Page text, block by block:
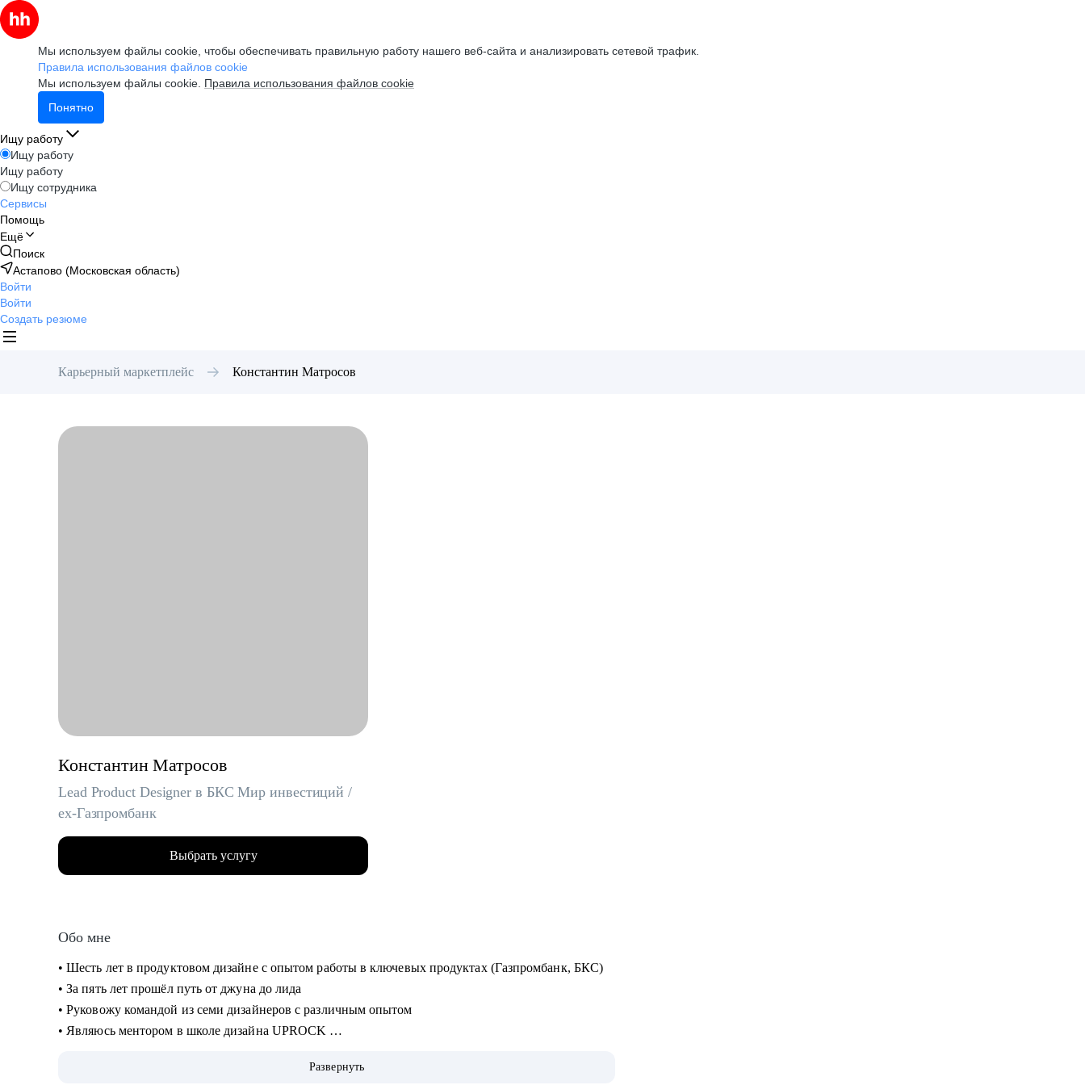
Мы используем файлы cookie, чтобы обеспечивать правильную работу нашего веб-сайта и анализировать сетевой трафик.
Правила использования файлов cookie
Мы используем файлы cookie. Правила использования файлов cookie
Понятно
Ищу работу
Ищу работу
Ищу работу
Ищу сотрудника
Сервисы
Помощь
Ещё
Поиск
Астапово (Московская область)
Войти
Войти
Создать резюме
Карьерный маркетплейс Константин Матросов
Константин Матросов
Lead Product Designer в БКС Мир инвестиций /
ex-Газпромбанк
Выбрать услугу
Обо мне
• Шесть лет в продуктовом дизайне с опытом работы в ключевых продуктах (Газпромбанк, БКС)
• За пять лет прошёл путь от джуна до лида
• Руковожу командой из семи дизайнеров с различным опытом
• Являюсь ментором в школе дизайна UPROCK
• Отсмотрел и проанализировал 700+ резюмеРазвернуть